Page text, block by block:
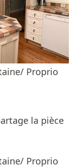
Proprio
la pièce
Proprio